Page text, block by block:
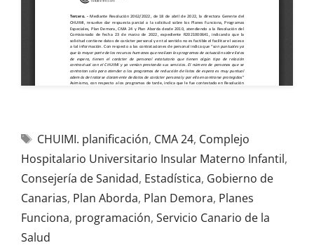
CHUIMI. planificación, CMA 24, Complejo
Hospitalario Universitario Insular Materno Infantil,
Consejería de Sanidad, Estadística, Gobierno de
Canarias, Plan Aborda, Plan Demora, Planes
Funciona, programación, Servicio Canario de la
Salud